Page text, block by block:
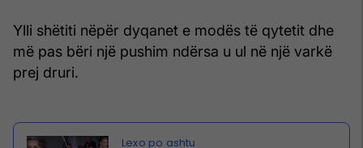
Ylli shëtiti nëpër dyqanet e modës të qytetit dhe
më pas bëri një pushim ndërsa u ul në një varkë
prej druri.